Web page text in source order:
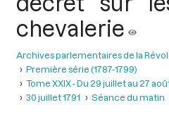
chevalerie
Archives parlementaires de la
Première série (1787-1799)
Tome XXIX - Du 29 juillet au 27 août
30 juillet 1791
Séance du matin